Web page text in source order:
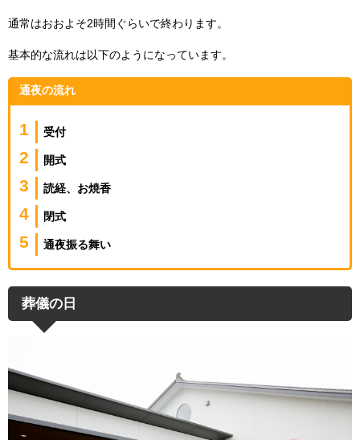
通常はおおよそ2時間ぐらいで終わります。
基本的な流れは以下のようになっています。
通夜の流れ
受付
開式
読経、お焼香
閉式
通夜振る舞い
葬儀の日